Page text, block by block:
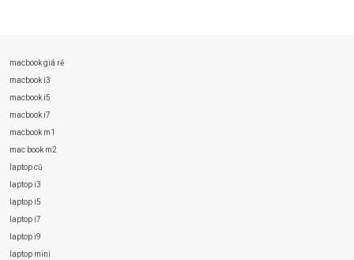
macbook giá rẻ
macbook i3
macbook i5
macbook i7
macbook m1
mac book m2
laptop cũ
laptop i3
laptop i5
laptop i7
laptop i9
laptop mini